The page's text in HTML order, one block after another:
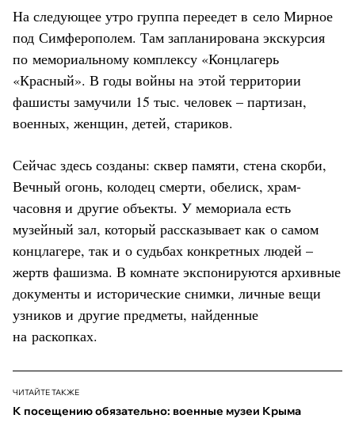
На следующее утро группа переедет в село Мирное
под Симферополем. Там запланирована экскурсия
по мемориальному комплексу «Концлагерь
«Красный». В годы войны на этой территории
фашисты замучили 15 тыс. человек – партизан,
военных, женщин, детей, стариков.
Сейчас здесь созданы: сквер памяти, стена скорби,
Вечный огонь, колодец смерти, обелиск, храм-
часовня и другие объекты. У мемориала есть
музейный зал, который рассказывает как о самом
концлагере, так и о судьбах конкретных людей –
жертв фашизма. В комнате экспонируются архивные
документы и исторические снимки, личные вещи
узников и другие предметы, найденные
на раскопках.
ЧИТАЙТЕ ТАКЖЕ
К посещению обязательно: военные музеи Крыма